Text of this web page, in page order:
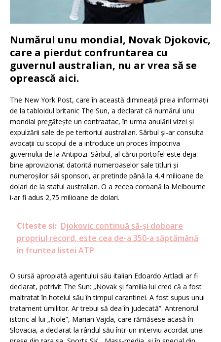
Numărul unu mondial, Novak Djokovic,
care a pierdut confruntarea cu
guvernul australian, nu ar vrea să se
oprească aici.
The New York Post, care în această dimineață preia informații
de la tabloidul britanic The Sun, a declarat că numărul unu
mondial pregătește un contraatac, în urma anulării vizei și
expulzării sale de pe teritoriul australian. Sârbul și-ar consulta
avocații cu scopul de a introduce un proces împotriva
guvernului de la Antipozi. Sârbul, al cărui portofel este deja
bine aprovizionat datorită numeroaselor sale titluri și
numeroșilor săi sponsori, ar pretinde până la 4,4 milioane de
dolari de la statul australian. O a zecea coroană la Melbourne
i-ar fi adus 2,75 milioane de dolari.
Citeste si: Djokovic continuă să-și doboare
propriul record, este cea de-a 350-a săptămână
în fruntea listei ATP
O sursă apropiată agentului său italian Edoardo Artladi ar fi
declarat, potrivit The Sun: „Novak și familia lui cred că a fost
maltratat în hotelul său în timpul carantinei. A fost supus unui
tratament umilitor. Ar trebui să dea în judecată”. Antrenorul
istoric al lui „Nole”, Marian Vajda, care rămăsese acasă în
Slovacia, a declarat la rândul său într-un interviu acordat unei